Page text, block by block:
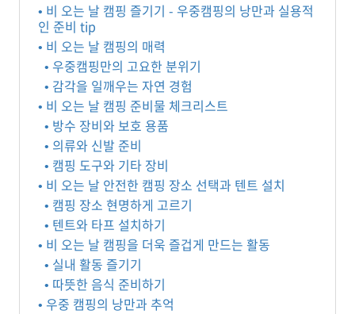
• 비 오는 날 캠핑 즐기기 - 우중캠핑의 낭만과 실용적
인 준비 tip
• 비 오는 날 캠핑의 매력
• 우중캠핑만의 고요한 분위기
• 감각을 일깨우는 자연 경험
• 비 오는 날 캠핑 준비물 체크리스트
• 방수 장비와 보호 용품
• 의류와 신발 준비
• 캠핑 도구와 기타 장비
• 비 오는 날 안전한 캠핑 장소 선택과 텐트 설치
• 캠핑 장소 현명하게 고르기
• 텐트와 타프 설치하기
• 비 오는 날 캠핑을 더욱 즐겁게 만드는 활동
• 실내 활동 즐기기
• 따뜻한 음식 준비하기
• 우중 캠핑의 낭만과 추억